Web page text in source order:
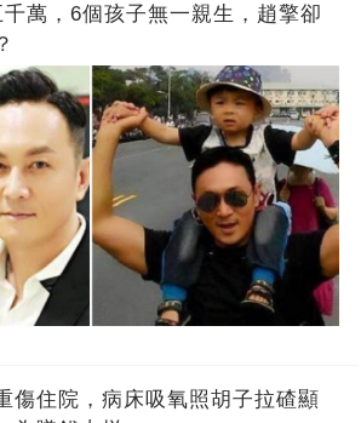
萬，6個孩子無一親生，趙擎卻
傷住院，病床吸氧照胡子拉碴顯